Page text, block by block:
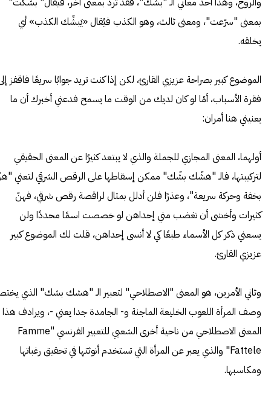
بمعنى "سرّعت"، ومعنى ثالث، وهو الكذب فيُقال «يَبشِّك الكذب» أي
يخلقه.
الموضوع كبير بصراحة عزيزي القارئ، لكن إذا كنت تريد جوابًا سريعًا فاقفز
فقرة الأسباب، أمّا لو كان لديك من الوقت ما يسمح فدعني أخبرك أن ما
يعنيني هنا أمران:
أولهما، المعنى المجازي للجملة والذي لا يبتعد كثيرًا عن المعنى الحقيقي
لتركيبتها، فالـ "هشّك بشّك" ممكن إسقاطها على الرقص الشرقي لتعني
بخفة وحركة سريعة"، وعذرًا فلن أدلل بمثال لراقصة رقص شرقي، فهنّ
كثيرات وأخشى أن تغضب مني إحداهن لو خصصت اسمًا محددًا ولن
يسعني ذكر كل الأسماء طبعًا كي لا أنسى إحداهن، قلت لك الموضوع كبير
عزيزي القارئ.
وثاني الأمرين، هو المعنى "الاصطلاحي" لتعبير الـ "هشك بشك" الذي
وصف المرأة اللعوب الخليعة الماجنة و- الجامدة جدا يعني -، ويرادف هذا
المعنى الاصطلاحي من ناحية أخرى الشعبي للتعبير الفرنسي "Famme
Fattele" والذي يعبر عن المرأة التي تستخدم أنوثتها في تحقيق رغباتها
ومكاسبها.